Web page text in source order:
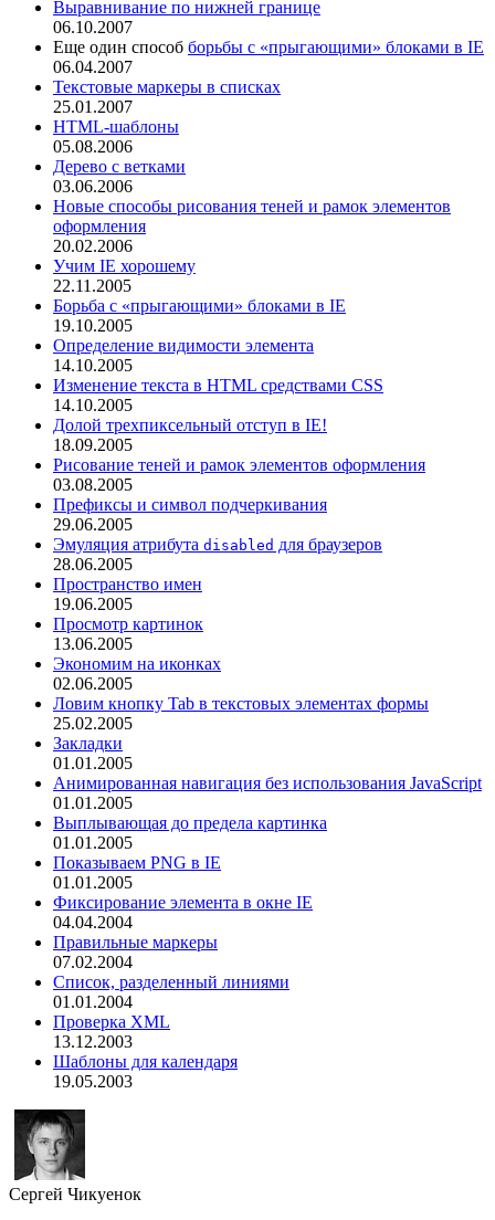
Выравнивание по нижней границе
06.10.2007
Еще один способ борьбы с «прыгающими» блоками в IE
06.04.2007
Текстовые маркеры в списках
25.01.2007
HTML-шаблоны
05.08.2006
Дерево с ветками
03.06.2006
Новые способы рисования теней и рамок элементов
оформления
20.02.2006
Учим IE хорошему
22.11.2005
Борьба с «прыгающими» блоками в IE
19.10.2005
Определение видимости элемента
14.10.2005
Изменение текста в HTML средствами CSS
14.10.2005
Долой трехпиксельный отступ в IE!
18.09.2005
Рисование теней и рамок элементов оформления
03.08.2005
Префиксы и символ подчеркивания
29.06.2005
Эмуляция атрибута disabled для браузеров
28.06.2005
Пространство имен
19.06.2005
Просмотр картинок
13.06.2005
Экономим на иконках
02.06.2005
Ловим кнопку Tab в текстовых элементах формы
25.02.2005
Закладки
01.01.2005
Анимированная навигация без использования JavaScript
01.01.2005
Выплывающая до предела картинка
01.01.2005
Показываем PNG в IE
01.01.2005
Фиксирование элемента в окне IE
04.04.2004
Правильные маркеры
07.02.2004
Список, разделенный линиями
01.01.2004
Проверка XML
13.12.2003
Шаблоны для календаря
19.05.2003
Сергей Чикуенок